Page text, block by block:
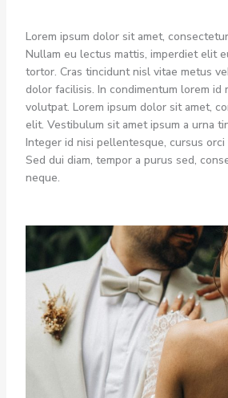
Lorem ipsum dolor sit amet,
Nullam eu lectus mattis, imperdiet elit
tortor. Cras tincidunt nisl vitae metus
dolor facilisis. In condimentum lorem id
volutpat. Lorem ipsum dolor sit amet,
elit. Vestibulum sit amet ipsum a urna
Integer id nisi pellentesque, cursus
Sed dui diam, tempor a purus sed,
neque.